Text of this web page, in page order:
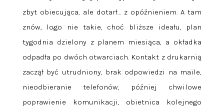
zbyt obiecująca, ale dotarł… z opóźnieniem. A tam
znów, logo nie takie, choć bliższe ideału, plan
tygodnia dzielony z planem miesiąca, a okładka
odpadła po dwóch otwarciach. Kontakt z drukarnią
zaczął być utrudniony, brak odpowiedzi na maile,
nieodbieranie telefonów, później chwilowe
poprawienie komunikacji, obietnica kolejnego